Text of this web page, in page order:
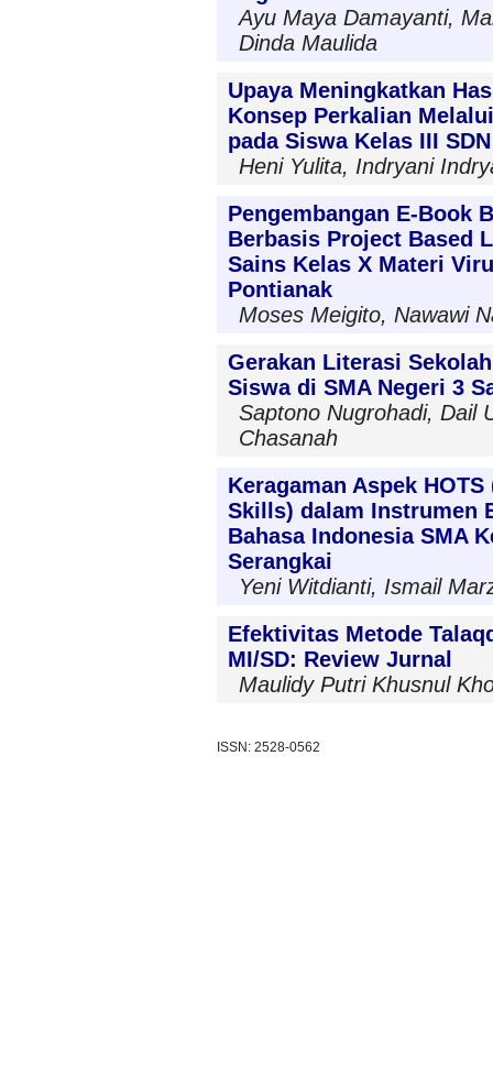
Ayu Maya Damayanti,
Dinda Maulida
Upaya Meningkatkan
Konsep Perkalian
pada Siswa Kelas III
Heni Yulita, Indryani
Pengembangan E-Book
Berbasis Project Based
Sains Kelas X Materi
Pontianak
Moses Meigito, Nawawi
Gerakan Literasi
Siswa di SMA Negeri 3
Saptono Nugrohadi, Dail
Chasanah
Keragaman Aspek
Skills) dalam Instrumen
Bahasa Indonesia SMA
Serangkai
Yeni Witdianti, Ismail
Efektivitas Metode
MI/SD: Review Jurnal
Maulidy Putri Khusnul
ISSN: 2528-0562